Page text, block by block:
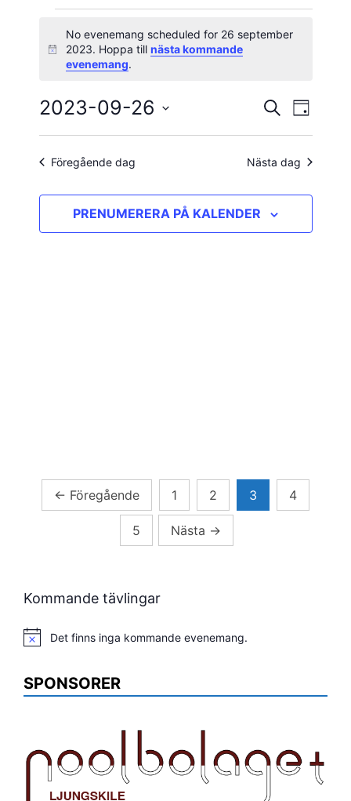
Evenemang
för
26
september
2023
Notis
No evenemang scheduled for 26 september
2023. Hoppa tillnästa kommande
evenemang.
Search
and
Views
SÖK DAG
2023-09-26
Välj
Föregående dag Nästa dag
PRENUMERERA PÅ KALENDER
Sidnumrering
← Föregående 1 2 3 4
5 Nästa →
Kommande tävlingar
Notis Det finns inga kommande evenemang.
SPONSORER